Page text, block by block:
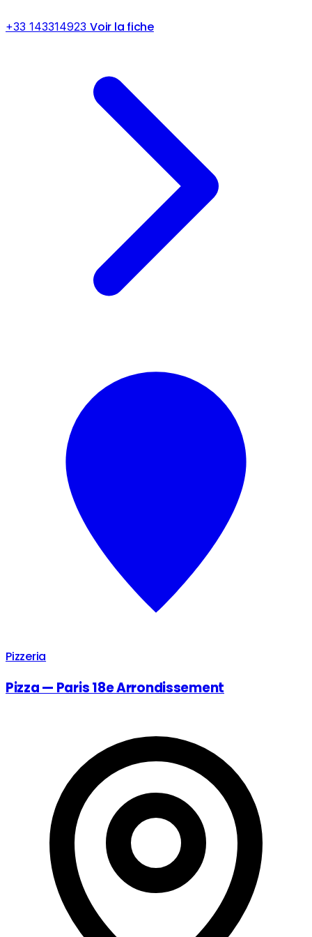
+33 143314923 Voir la fiche
Pizzeria
Pizza — Paris 18e Arrondissement